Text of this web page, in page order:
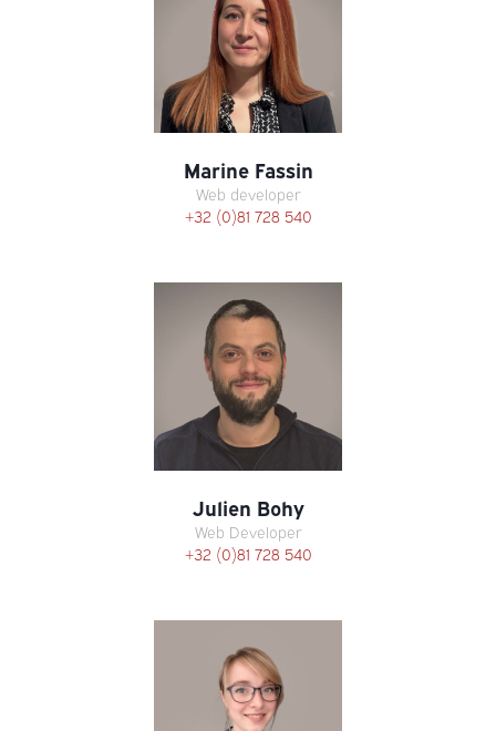
Marine Fassin
Web developer
+32 (0)81 728 540
Julien Bohy
Web Developer
+32 (0)81 728 540